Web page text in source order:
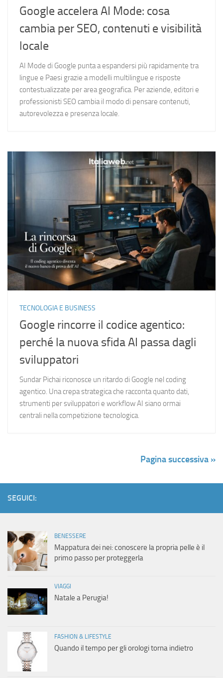
Google accelera AI Mode: cosa
cambia per SEO, contenuti e visibilità
locale
AI Mode di Google punta a espandersi più rapidamente tra
lingue e Paesi grazie a modelli multilingue e risposte
contestualizzate per area geografica. Per aziende, editori e
professionisti SEO cambia il modo di pensare contenuti,
autorevolezza e presenza locale.
TECNOLOGIA E BUSINESS
Google rincorre il codice agentico:
perché la nuova sfida AI passa dagli
sviluppatori
Sundar Pichai riconosce un ritardo di Google nel coding
agentico. Una crepa strategica che racconta quanto dati,
strumenti per sviluppatori e workflow AI siano ormai
centrali nella competizione tecnologica.
Pagina successiva »
SEGUICI:
BENESSERE
Mappatura dei nei: conoscere la propria pelle è il
primo passo per proteggerla
VIAGGI
Natale a Perugia!
FASHION & LIFESTYLE
Quando il tempo per gli orologi torna indietro